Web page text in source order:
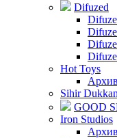
Difuzed
Hot Toys
Архив
Sihir
GOOD
Iron Studios
Архив